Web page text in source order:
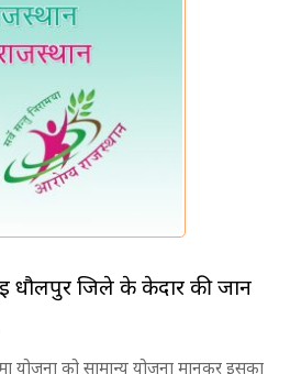
धौलपुर जिले के केदार की जान
योजना को सामान्य योजना मानकर इसका